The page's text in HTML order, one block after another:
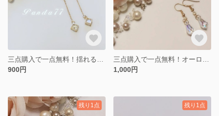
900円
1,000円
残り1点 残り1点